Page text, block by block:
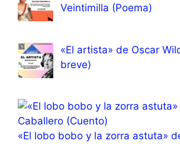
Veintimilla (Poema)
«El artista» de Oscar
breve)
«El lobo bobo y la zorra astuta»